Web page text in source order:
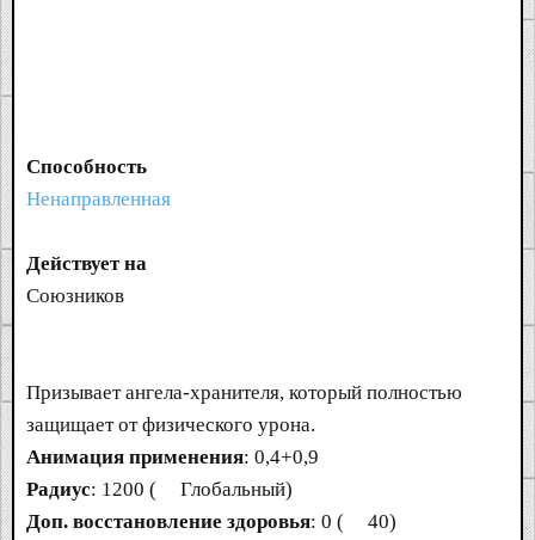
Способность
Ненаправленная
Действует на
Союзников
Призывает ангела-хранителя, который полностью
защищает от физического урона.
Анимация применения: 0,4+0,9
Радиус: 1200 (
Глобальный)
Доп. восстановление здоровья: 0 (
40)